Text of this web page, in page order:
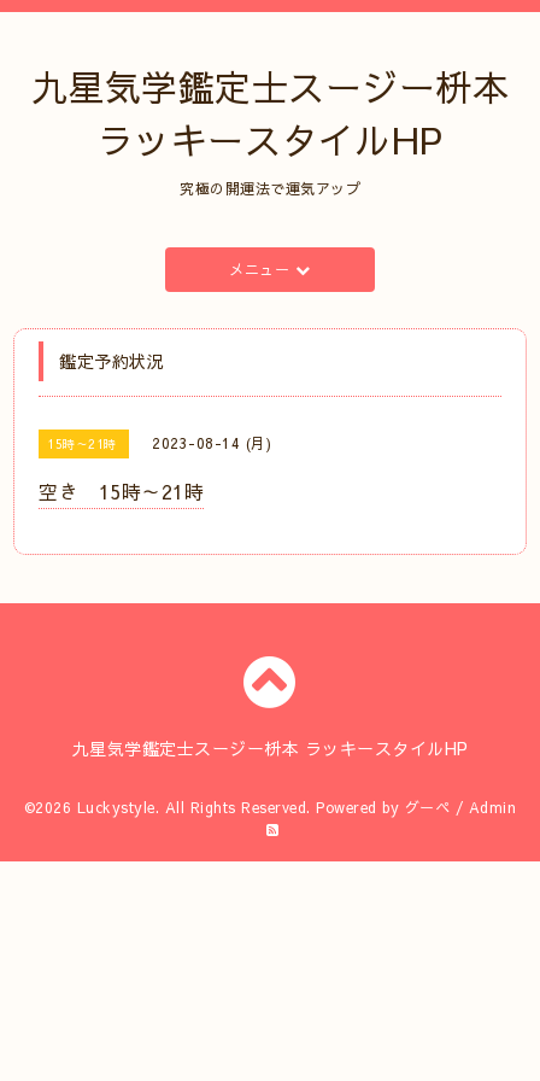
九星気学鑑定士スージー枡本
ラッキースタイルHP
究極の開運法で運気アップ
メニュー
鑑定予約状況
15時～21時 2023-08-14 (月)
空き 15時～21時
九星気学鑑定士スージー枡本 ラッキースタイルHP
©2026 Luckystyle. All Rights Reserved. Powered by グーペ / Admin